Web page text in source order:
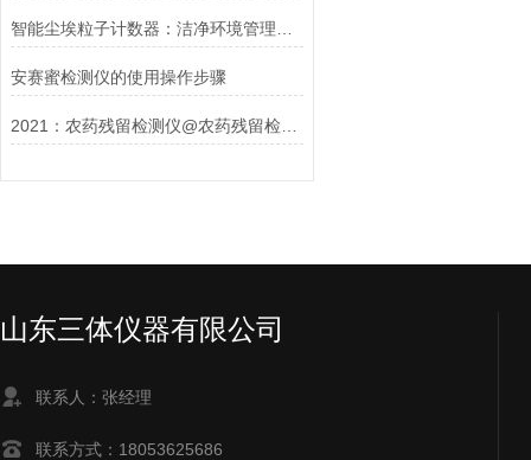
安赛蜜检测仪的使用操作步骤
山东三体仪器有限公司
联系人：张经理
联系方式：18053625686